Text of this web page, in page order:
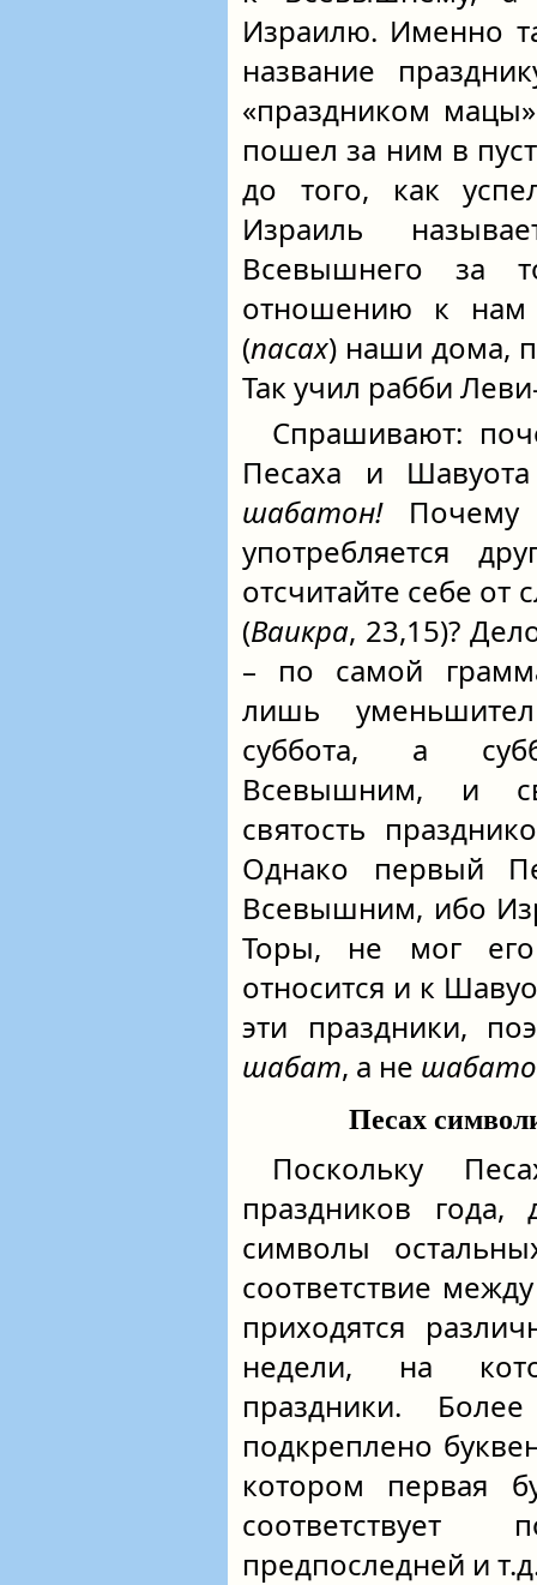
Израилю. Именно
название
«праздником
пошел за ним в
до того, как
Израиль
Всевышнего за
отношению к нам
(пасах) наши дома,
Так учил рабби
Спрашивают:
Песаха и
шабатон!Почему
употребляется
отсчитайте себе от
(Ваикра, 23,15)?
– по самой
лишь
суббота, а
Всевышним, и
святость
Однако первый
Всевышним, ибо
Торы, не мог
относится и к
эти праздники,
шабат, а не
Песах
Поскольку
праздников
символы
соответствие
приходятся
недели, на
праздники.
подкреплено
котором первая
предпоследней и